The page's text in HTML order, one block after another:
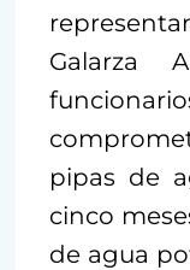
Galarza
pipas de
cinco
de agua